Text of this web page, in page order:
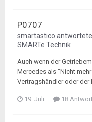
P0707
smartastico
SMARTe Technik
Auch wenn der
Mercedes als "Nicht
Vertragshändler oder der
19. Juli 18